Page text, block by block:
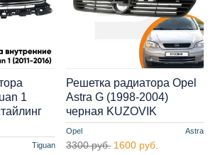
Tiguan
1
Opel Astra
Решетка радиатора Opel
Astra G (1998-2004)
черная KUZOVIK
3300 руб. 1600 руб.